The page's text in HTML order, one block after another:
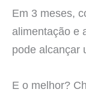
Em 3 meses,
alimentação e
pode alcançar
E o melhor?